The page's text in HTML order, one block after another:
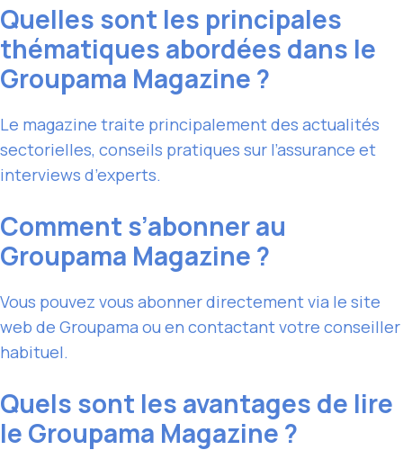
Quelles sont les principales
thématiques abordées dans le
Groupama Magazine ?
Le magazine traite principalement des actualités
sectorielles, conseils pratiques sur l’assurance et
interviews d’experts.
Comment s’abonner au
Groupama Magazine ?
Vous pouvez vous abonner directement via le site
web de Groupama ou en contactant votre conseiller
habituel.
Quels sont les avantages de lire
le Groupama Magazine ?